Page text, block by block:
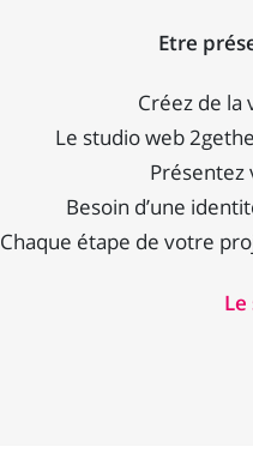
Etre
Créez de
Le studio web
Présentez
Besoin d’une
Chaque étape de votre